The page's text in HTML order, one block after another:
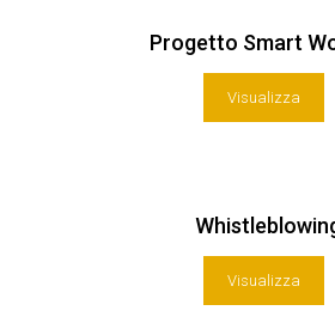
Progetto Smart
Visualizza
Visualizza